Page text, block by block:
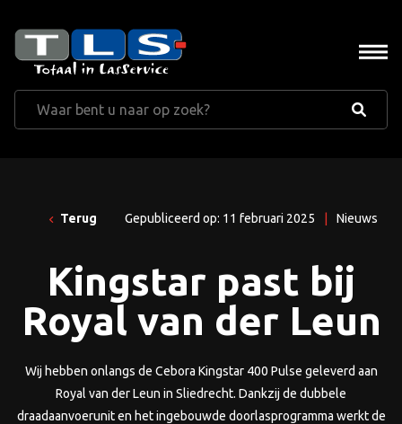
Terug Gepubliceerd op: 11 februari 2025 Nieuws
Kingstar past bij
Royal van der Leun
Wij hebben onlangs de Cebora Kingstar 400 Pulse geleverd aan
Royal van der Leun in Sliedrecht. Dankzij de dubbele
draadaanvoerunit en het ingebouwde doorlasprogramma werkt de